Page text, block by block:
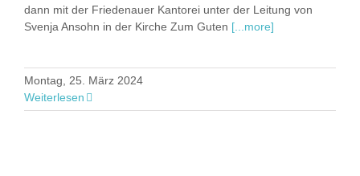
dann mit der Friedenauer Kantorei unter der Leitung von
Svenja Ansohn in der Kirche Zum Guten [...more]
Montag, 25. März 2024
Weiterlesen